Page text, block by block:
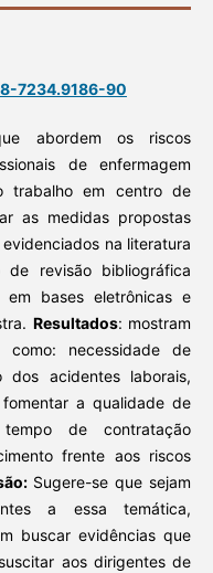
7234.9186-90
abordem os riscos
de enfermagem
trabalho em centro de
as medidas propostas
na literatura
de revisão bibliográfica
bases eletrônicas e
Resultados: mostram
como: necessidade de
acidentes laborais,
a qualidade de
de contratação
frente aos riscos
Sugere-se que sejam
a essa temática,
buscar evidências que
aos dirigentes de